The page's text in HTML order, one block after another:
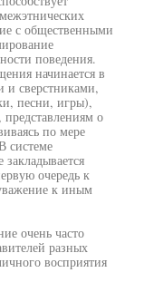
с общественными
поведения.
начинается в
и сверстниками,
песни, игры),
о
по мере
системе
очередь к
к иным
очень часто
разных
восприятия